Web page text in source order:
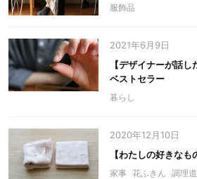
服飾品
2021年6月9日
【デザイナーが話
ベストセラー
暮らし
2020年12月10日
【わたしの好きな
家事 花ふきん 調理